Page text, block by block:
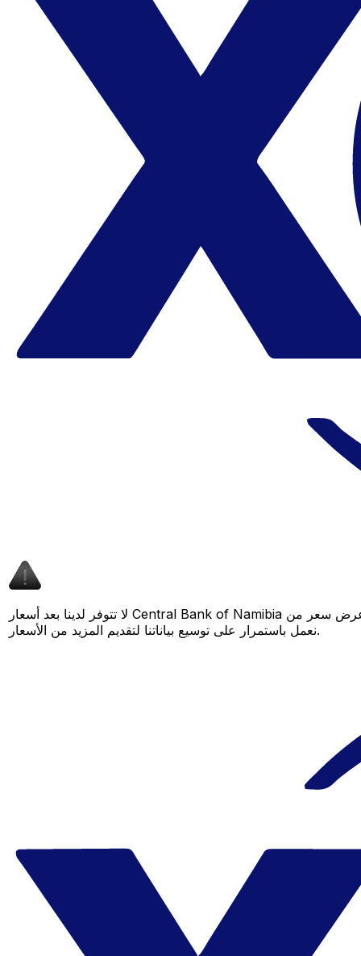
لا تتوفر لدينا بعد أسعار Central Bank of Namibia لهذا الزوج من العملات، لكن لا يزال بإمكانك مقارنة عرض سعر من Central Bank of Namibia بسعر Xe المباشر لمعرفة التوفير المحتمل. عد لاحقًا، فنحن
نعمل باستمرار على توسيع بياناتنا لتقديم المزيد من الأسعار.